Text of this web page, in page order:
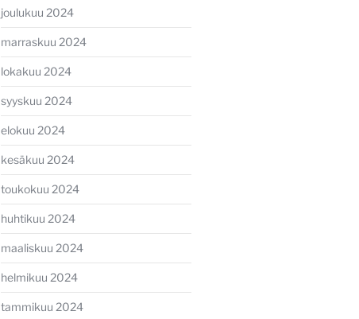
joulukuu 2024
marraskuu 2024
lokakuu 2024
syyskuu 2024
elokuu 2024
kesäkuu 2024
toukokuu 2024
huhtikuu 2024
maaliskuu 2024
helmikuu 2024
tammikuu 2024